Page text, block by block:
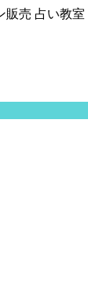
販売 占い教室